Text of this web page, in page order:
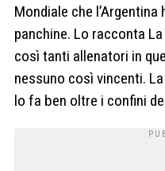
Mondiale che
panchine. Lo racconta
così tanti allenatori in
nessuno così vincenti. La
lo fa ben oltre i confini